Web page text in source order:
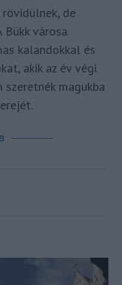
rövidülnek, de
városa
kalandokkal és
akik az év végi
magukba